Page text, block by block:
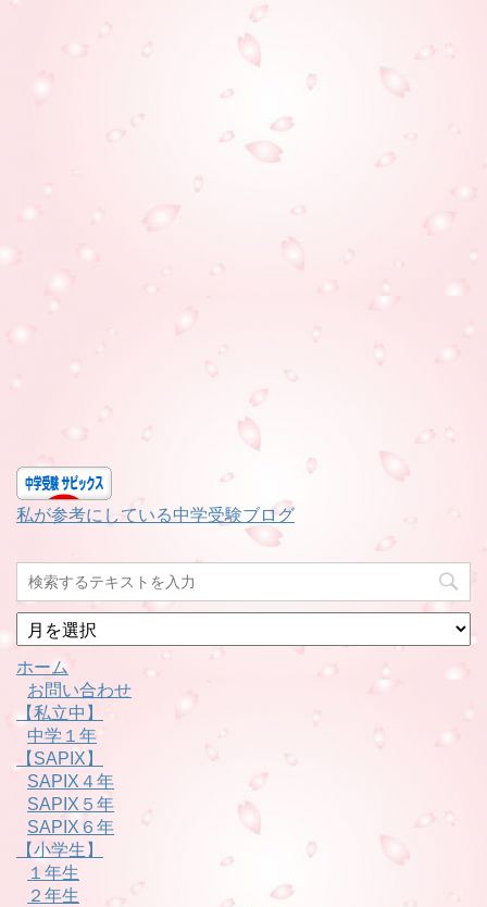
私が参考にしている中学受験ブログ
月
別
ホーム
お問い合わせ
【私立中】
中学１年
【SAPIX】
SAPIX４年
SAPIX５年
SAPIX６年
【小学生】
１年生
２年生